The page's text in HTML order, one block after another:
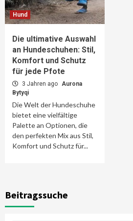
Hund
Die ultimative Auswahl
an Hundeschuhen: Stil,
Komfort und Schutz
für jede Pfote
3 Jahren ago Aurona
Bytyqi
Die Welt der Hundeschuhe
bietet eine vielfältige
Palette an Optionen, die
den perfekten Mix aus Stil,
Komfort und Schutz für...
Beitragssuche